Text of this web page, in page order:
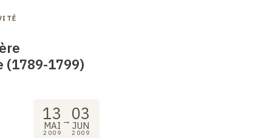
(1789-1799)
13
MAI
2009
→ 03
JUN
2009